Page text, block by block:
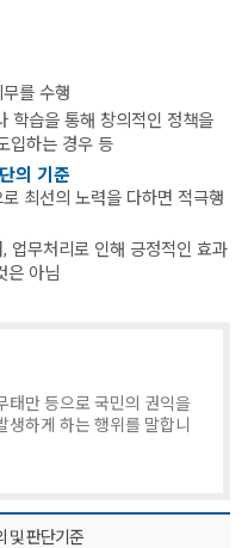
를 수행
학습을 통해 창의적인 정책을
입하는 경우 등
의 기준
최선의 노력을 다하면 적극행
업무처리로 인해 긍정적인 효과
은 아님
태만 등으로 국민의 권익을
생하게 하는 행위를 말합니
및 판단기준